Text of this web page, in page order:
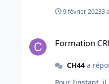
9 février 20233
Formation
CH44a